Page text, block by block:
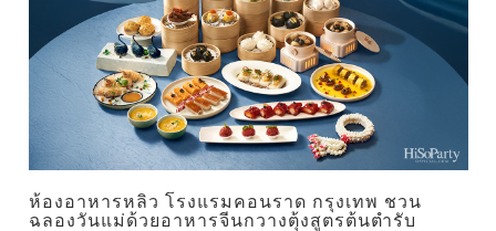
ห้องอาหารหลิว โรงแรมคอนราด กรุงเทพ ชวน
ฉลองวันแม่ด้วยอาหารจีนกวางตุ้งสูตรต้นตำรับ